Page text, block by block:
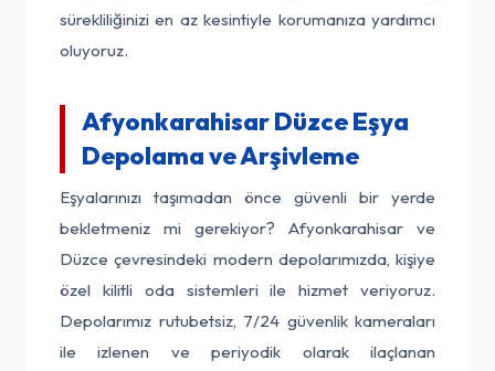
sürekliliğinizi en az kesintiyle korumanıza yardımcı
oluyoruz.
Afyonkarahisar Düzce Eşya
Depolama ve Arşivleme
Eşyalarınızı taşımadan önce güvenli bir yerde
bekletmeniz mi gerekiyor? Afyonkarahisar ve
Düzce çevresindeki modern depolarımızda, kişiye
özel kilitli oda sistemleri ile hizmet veriyoruz.
Depolarımız rutubetsiz, 7/24 güvenlik kameraları
ile izlenen ve periyodik olarak ilaçlanan